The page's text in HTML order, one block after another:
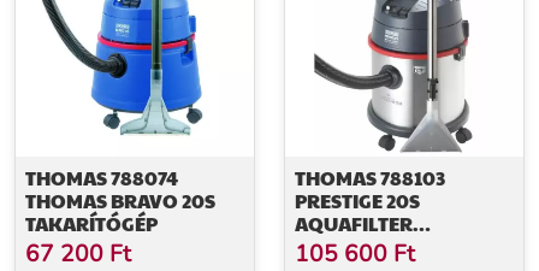
THOMAS 788074
THOMAS BRAVO 20S
TAKARÍTÓGÉP
67 200 Ft
THOMAS 788103
PRESTIGE 20S
AQUAFILTER
TAKARÍTÓGÉP
105 600 Ft